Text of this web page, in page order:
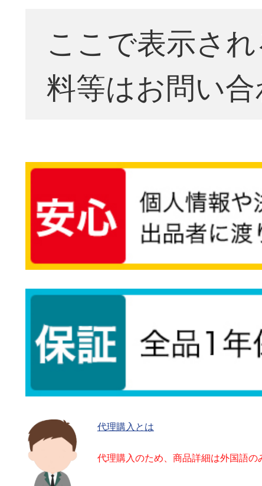
ここで表示さ
料等はお問い
代理購入とは
代理購入のため、商品詳細は外国語の